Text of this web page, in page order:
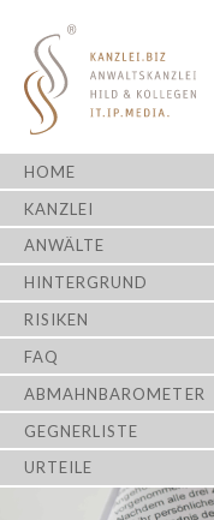
HOME
KANZLEI
ANWÄLTE
HINTERGRUND
RISIKEN
FAQ
ABMAHNBAROMETER
GEGNERLISTE
URTEILE